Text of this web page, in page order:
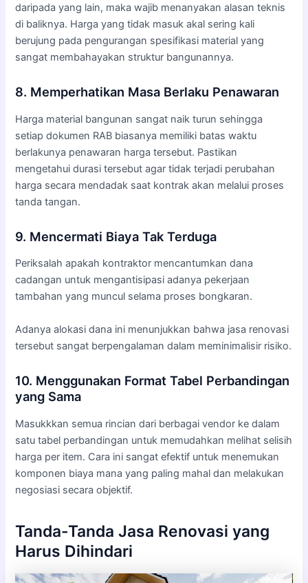
daripada yang lain, maka wajib menanyakan alasan teknis
di baliknya. Harga yang tidak masuk akal sering kali
berujung pada pengurangan spesifikasi material yang
sangat membahayakan struktur bangunannya.
8. Memperhatikan Masa Berlaku Penawaran
Harga material bangunan sangat naik turun sehingga
setiap dokumen RAB biasanya memiliki batas waktu
berlakunya penawaran harga tersebut. Pastikan
mengetahui durasi tersebut agar tidak terjadi perubahan
harga secara mendadak saat kontrak akan melalui proses
tanda tangan.
9. Mencermati Biaya Tak Terduga
Periksalah apakah kontraktor mencantumkan dana
cadangan untuk mengantisipasi adanya pekerjaan
tambahan yang muncul selama proses bongkaran.
Adanya alokasi dana ini menunjukkan bahwa jasa renovasi
tersebut sangat berpengalaman dalam meminimalisir risiko.
10. Menggunakan Format Tabel Perbandingan
yang Sama
Masukkkan semua rincian dari berbagai vendor ke dalam
satu tabel perbandingan untuk memudahkan melihat selisih
harga per item. Cara ini sangat efektif untuk menemukan
komponen biaya mana yang paling mahal dan melakukan
negosiasi secara objektif.
Tanda-Tanda Jasa Renovasi yang
Harus Dihindari